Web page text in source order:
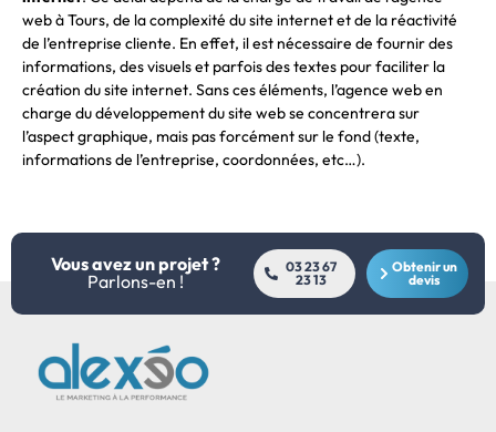
web à Tours, de la complexité du site internet et de la réactivité
de l’entreprise cliente. En effet, il est nécessaire de fournir des
informations, des visuels et parfois des textes pour faciliter la
création du site internet. Sans ces éléments, l’agence web en
charge du développement du site web se concentrera sur
l’aspect graphique, mais pas forcément sur le fond (texte,
informations de l’entreprise, coordonnées, etc…).
Vous avez un projet ?
Parlons-en !
03 23 67
23 13
Obtenir un
devis